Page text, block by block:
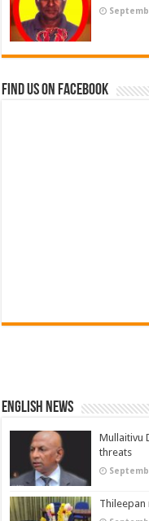
Find us on Facebook
English News
Mullaitivu
threats
Thileepan